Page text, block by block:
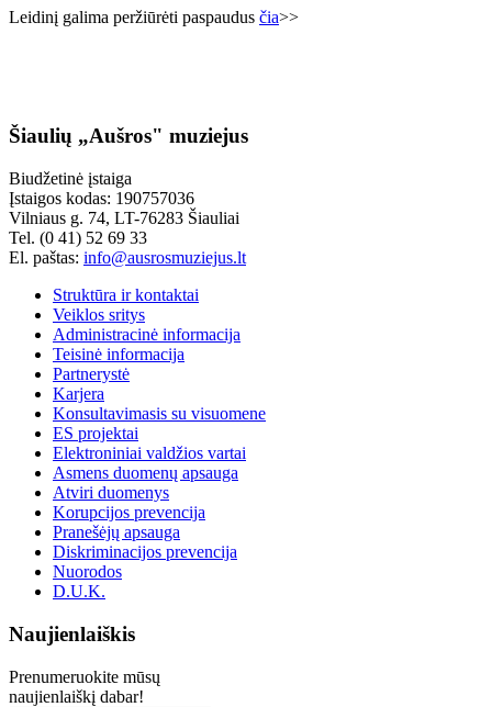
Leidinį galima peržiūrėti paspaudus čia>>
Šiaulių „Aušros" muziejus
Biudžetinė įstaiga
Įstaigos kodas: 190757036
Vilniaus g. 74, LT-76283 Šiauliai
Tel. (0 41) 52 69 33
El. paštas: info@ausrosmuziejus.lt
Struktūra ir kontaktai
Veiklos sritys
Administracinė informacija
Teisinė informacija
Partnerystė
Karjera
Konsultavimasis su visuomene
ES projektai
Elektroniniai valdžios vartai
Asmens duomenų apsauga
Atviri duomenys
Korupcijos prevencija
Pranešėjų apsauga
Diskriminacijos prevencija
Nuorodos
D.U.K.
Naujienlaiškis
Prenumeruokite mūsų
naujienlaiškį dabar!